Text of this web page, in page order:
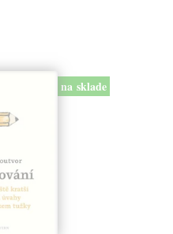
na sklade